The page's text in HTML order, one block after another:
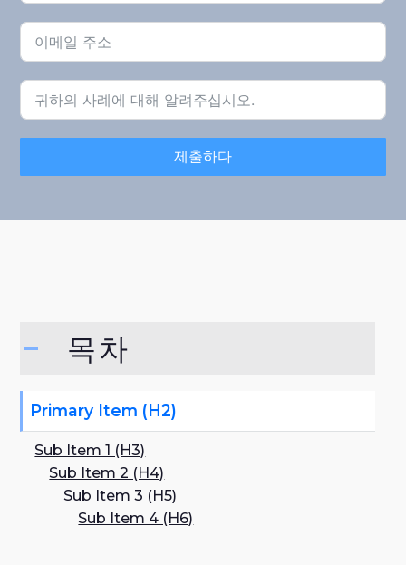
제출하다
목차
Primary Item (H2)
Sub Item 1 (H3)
Sub Item 2 (H4)
Sub Item 3 (H5)
Sub Item 4 (H6)